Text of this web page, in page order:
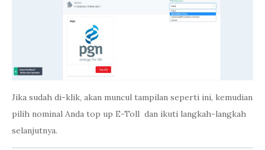
Jika sudah di-klik, akan muncul tampilan seperti ini, kemudian
pilih nominal Anda top up E-Toll dan ikuti langkah-langkah
selanjutnya.